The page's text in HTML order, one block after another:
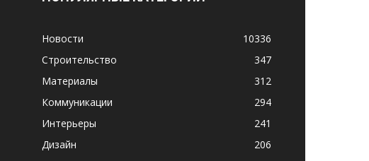
Новости
10336
Строительство
347
Материалы
312
Коммуникации
294
Интерьеры
241
Дизайн
206